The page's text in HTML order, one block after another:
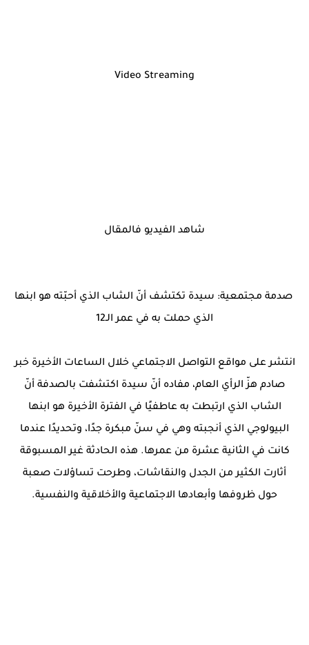
Video Streaming
شاهد الفيديو فالمقال
صدمة مجتمعية: سيدة تكتشف أنّ الشاب الذي أحبّته هو ابنها
الذي حملت به في عمر الـ12
انتشر على مواقع التواصل الاجتماعي خلال الساعات الأخيرة خبر
صادم هزّ الرأي العام، مفاده أنّ سيدة اكتشفت بالصدفة أنّ
الشاب الذي ارتبطت به عاطفيًا في الفترة الأخيرة هو ابنها
البيولوجي الذي أنجبته وهي في سنّ مبكرة جدًا، وتحديدًا عندما
كانت في الثانية عشرة من عمرها. هذه الحادثة غير المسبوقة
أثارت الكثير من الجدل والنقاشات، وطرحت تساؤلات صعبة
حول ظروفها وأبعادها الاجتماعية والأخلاقية والنفسية.